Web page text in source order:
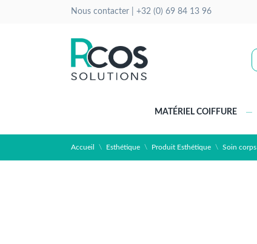
Nous contacter | +32 (0) 69 84 13 96
MATÉRIEL COIFFURE
Accueil Esthétique Produit Esthétique Soin corps